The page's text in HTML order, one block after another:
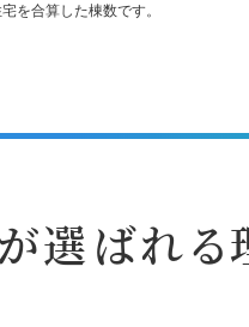
を合算した棟数です。
選ばれる